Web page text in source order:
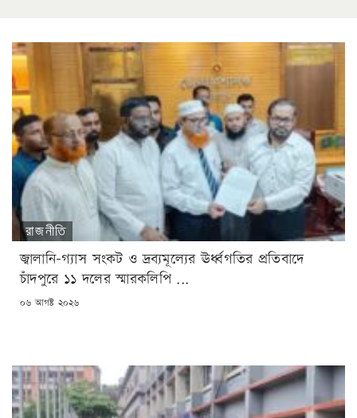
রাজনীতি
জ্বালানি-গ্যাস সংকট ও দ্রব্যমূল্যের ঊর্ধ্বগতির প্রতিবাদে
চাঁদপুরে ১১ দলের স্মারকলিপি ...
POSTED
০৬ আগষ্ট ২০২৬